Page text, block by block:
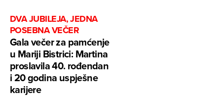
DVA JUBILEJA, JEDNA
POSEBNA VEČER
Gala večer za pamćenje
u Mariji Bistrici: Martina
proslavila 40. rođendan
i 20 godina uspješne
karijere